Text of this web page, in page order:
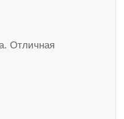
Отличная